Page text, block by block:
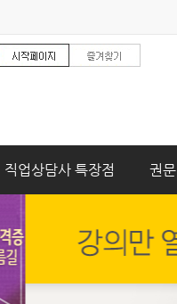
직업상담사 특장점 권